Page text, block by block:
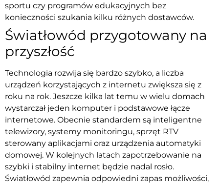
sportu czy programów edukacyjnych bez
konieczności szukania kilku różnych dostawców.
Światłowód przygotowany na
przyszłość
Technologia rozwija się bardzo szybko, a liczba
urządzeń korzystających z internetu zwiększa się z
roku na rok. Jeszcze kilka lat temu w wielu domach
wystarczał jeden komputer i podstawowe łącze
internetowe. Obecnie standardem są inteligentne
telewizory, systemy monitoringu, sprzęt RTV
sterowany aplikacjami oraz urządzenia automatyki
domowej. W kolejnych latach zapotrzebowanie na
szybki i stabilny internet będzie nadal rosło.
Światłowód zapewnia odpowiedni zapas możliwości,